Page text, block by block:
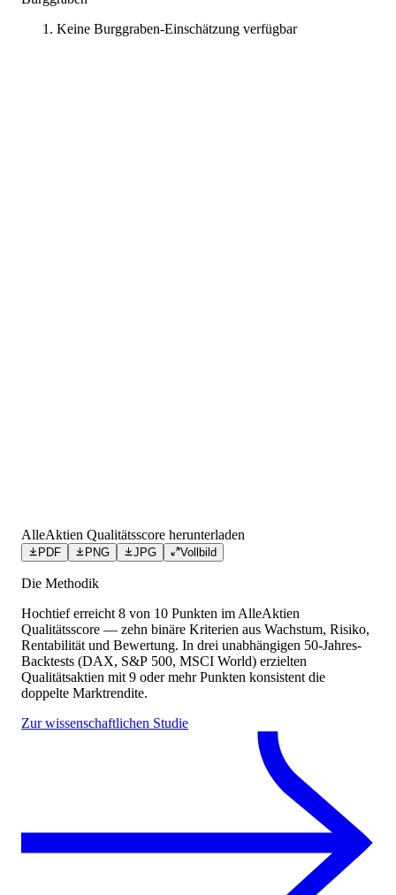
Keine Burggraben-Einschätzung verfügbar
AlleAktien Qualitätsscore herunterladen
PDF PNG JPG Vollbild
Die Methodik
Hochtieferreicht 8 von 10 Punkten im AlleAktien
Qualitätsscore — zehn binäre Kriterien aus Wachstum, Risiko,
Rentabilität und Bewertung. In drei unabhängigen 50-Jahres-
Backtests (DAX, S&P 500, MSCI World) erzielten
Qualitätsaktien mit 9 oder mehr Punkten konsistent die
doppelte Marktrendite.
Zur wissenschaftlichen Studie